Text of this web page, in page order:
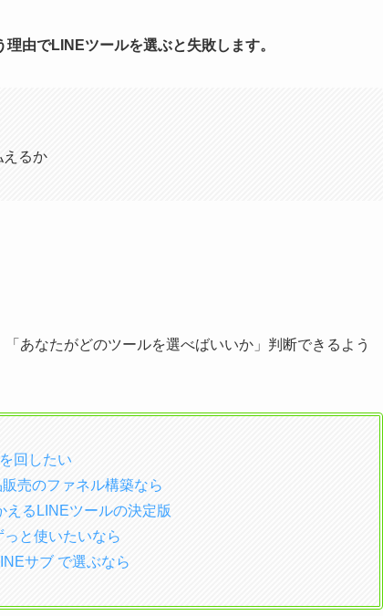
由でLINEツールを選ぶと失敗します。
えるか
「あなたがどのツールを選べばいいか」判断できるよう
回したい
売のファネル構築なら
えるLINEツールの決定版
と使いたいなら
サブ で選ぶなら